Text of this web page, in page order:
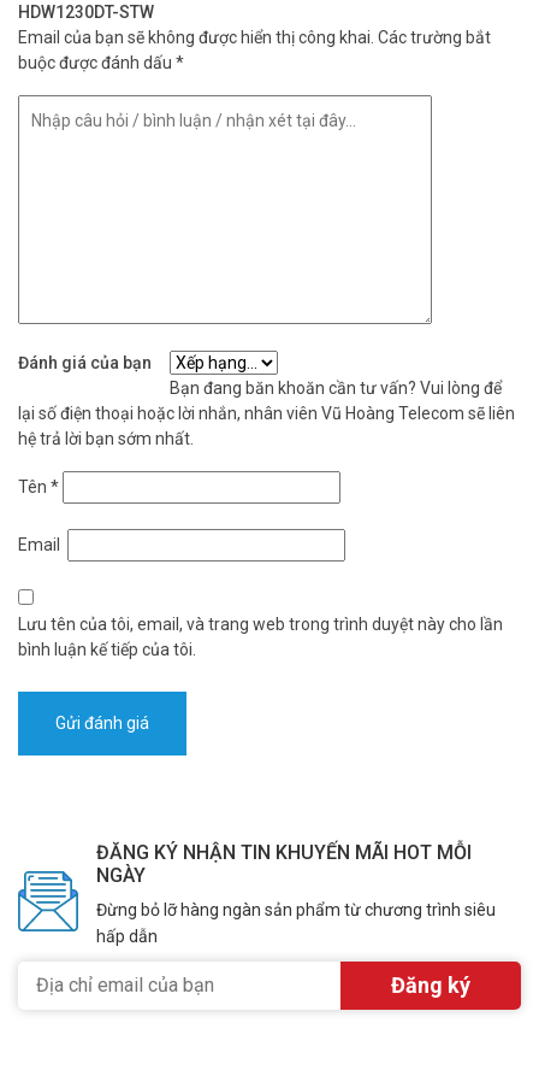
HDW1230DT-STW
Email của bạn sẽ không được hiển thị công khai. Các trường bắt
buộc được đánh dấu *
Đánh giá của bạn
Bạn đang băn khoăn cần tư vấn? Vui lòng để
lại số điện thoại hoặc lời nhắn, nhân viên Vũ Hoàng Telecom sẽ liên
hệ trả lời bạn sớm nhất.
Tên *
Email
Lưu tên của tôi, email, và trang web trong trình duyệt này cho lần
bình luận kế tiếp của tôi.
ĐĂNG KÝ NHẬN TIN KHUYẾN MÃI HOT MỖI
NGÀY
Đừng bỏ lỡ hàng ngàn sản phẩm từ chương trình siêu
hấp dẫn